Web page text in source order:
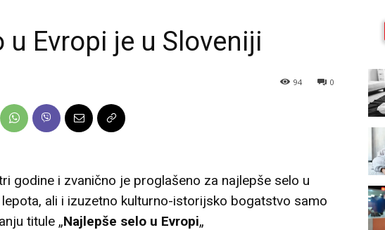
u Evropi je u Sloveniji
0
94
godine i zvanično je proglašeno za najlepše selo u
ali i izuzetno kulturno-istorijsko bogatstvo samo
titule „Najlepše selo u Evropi„